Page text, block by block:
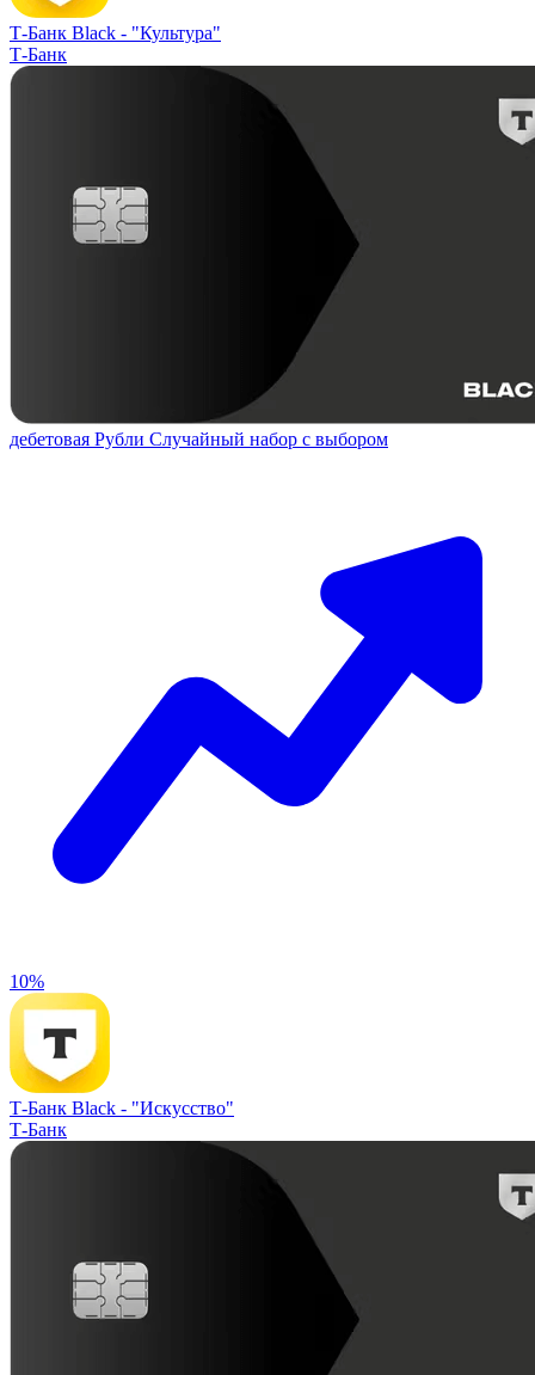
Т-Банк Black - "Культура"
Т-Банк
дебетовая Рубли Случайный набор с выбором
10%
Т-Банк Black - "Искусство"
Т-Банк